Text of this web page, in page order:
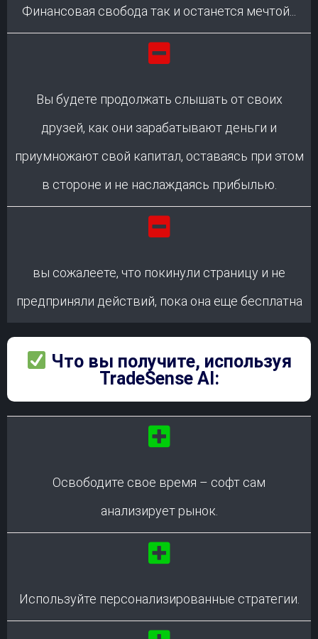
Финансовая свобода так и останется мечтой...
Вы будете продолжать слышать от своих
друзей, как они зарабатывают деньги и
приумножают свой капитал, оставаясь при этом
в стороне и не наслаждаясь прибылью.
вы сожалеете, что покинули страницу и не
предприняли действий, пока она еще бесплатна
Что вы получите, используя
TradeSense AI:
Освободите свое время – софт сам
анализирует рынок.
Используйте персонализированные стратегии.